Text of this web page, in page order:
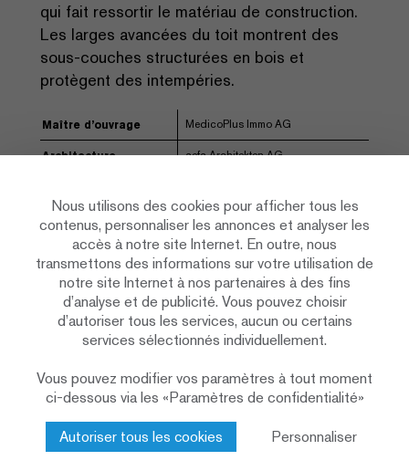
qui fait ressortir le matériau de construction.
Les larges avancées du toit montrent des
sous-couches structurées en bois et
protègent des intempéries.
Maître d’ouvrage MedicoPlus Immo AG
Architecture aefa Architekten AG
AG
Standard Minergie
Durée de
construction
2014
Année de
construction
Système d’ossature bois
Affectation Centre médical
Prestations Renggli
Construction bois
Nous utilisons des cookies pour afficher tous les
contenus, personnaliser les annonces et analyser les
accès à notre site Internet. En outre, nous
transmettons des informations sur votre utilisation de
notre site Internet à nos partenaires à des fins
d’analyse et de publicité. Vous pouvez choisir
d’autoriser tous les services, aucun ou certains
services sélectionnés individuellement.
Vous pouvez modifier vos paramètres à tout moment
ci-dessous via les «Paramètres de confidentialité»
Autoriser tous les cookies Personnaliser